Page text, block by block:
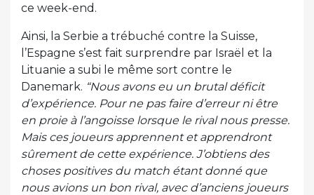
ce week-end.
Ainsi, la Serbie a trébuché contre la Suisse,
l’Espagne s’est fait surprendre par Israël et la
Lituanie a subi le même sort contre le
Danemark. “Nous avons eu un brutal déficit
d’expérience. Pour ne pas faire d’erreur ni être
en proie à l’angoisse lorsque le rival nous presse.
Mais ces joueurs apprennent et apprendront
sûrement de cette expérience. J’obtiens des
choses positives du match étant donné que
nous avions un bon rival, avec d’anciens joueurs